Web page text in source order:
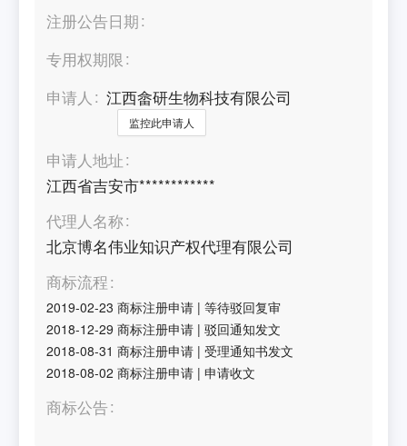
注册公告日期
专用权期限
申请人
江西畲研生物科技有限公司
监控此申请人
申请人地址
江西省吉安市************
代理人名称
北京博名伟业知识产权代理有限公司
商标流程
2019-02-23 商标注册申请 |等待驳回复审
2018-12-29 商标注册申请 |驳回通知发文
2018-08-31 商标注册申请 |受理通知书发文
2018-08-02 商标注册申请 |申请收文
商标公告